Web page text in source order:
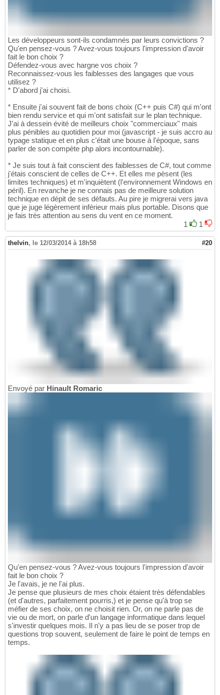
Les développeurs sont-ils condamnés par leurs convictions ?
Qu'en pensez-vous ? Avez-vous toujours l'impression d'avoir
fait le bon choix ?
Défendez-vous avec hargne vos choix ?
Reconnaissez-vous les faiblesses des langages que vous
utilisez ?
* D'abord j'ai choisi.
* Ensuite j'ai souvent fait de bons choix (C++ puis C#) qui m'ont
bien rendu service et qui m'ont satisfait sur le plan technique.
J'ai à dessein évité de meilleurs choix "commerciaux" mais
plus pénibles au quotidien pour moi (javascript - je suis accro au
typage statique et en plus c'était une bouse à l'époque, sans
parler de son compète php alors incontournable).
* Je suis tout à fait conscient des faiblesses de C#, tout comme
j'étais conscient de celles de C++. Et elles me pèsent (les
limites techniques) et m'inquiètent (l'environnement Windows en
péril). En revanche je ne connais pas de meilleure solution
technique en dépit de ses défauts. Au pire je migrerai vers java
que je juge légèrement inférieur mais plus portable. Disons que
je fais très attention au sens du vent en ce moment.
1
1
thelvin, le 12/03/2014 à 18h58 #20
Envoyé par Hinault Romaric
Qu'en pensez-vous ? Avez-vous toujours l'impression d'avoir
fait le bon choix ?
Je l'avais, je ne l'ai plus.
Je pense que plusieurs de mes choix étaient très défendables
(et d'autres, parfaitement pourris,) et je pense qu'à trop se
méfier de ses choix, on ne choisit rien. Or, on ne parle pas de
vie ou de mort, on parle d'un langage informatique dans lequel
s'investir quelques mois. Il n'y a pas lieu de se poser trop de
questions trop souvent, seulement de faire le point de temps en
temps.